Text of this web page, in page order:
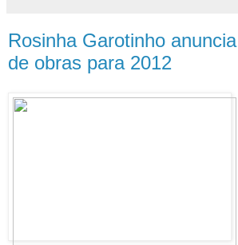
Rosinha Garotinho
de obras para 2012